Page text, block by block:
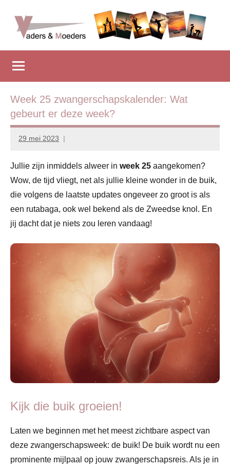
inhoud
springen
Vadersenmoeders
iedereen
wel
eens
hulp
gebruiken
Week 25 zwangerschapskalender: Wat
gebeurt er deze week?
29 mei 2023
Marion
Jullie zijn inmiddels alweer in week 25 aangekomen?
Wow, de tijd vliegt, net als jullie kleine wonder in de buik,
die volgens de laatste updates ongeveer zo groot is als
een rutabaga, ook wel bekend als de Zweedse knol. En
jij dacht dat je niets zou leren vandaag!
Kijk die buik groeien!
Laten we beginnen met het meest zichtbare aspect van
deze zwangerschapsweek: de buik! De buik wordt nu een
prominente mijlpaal op jouw zwangerschapsreis. Als je in